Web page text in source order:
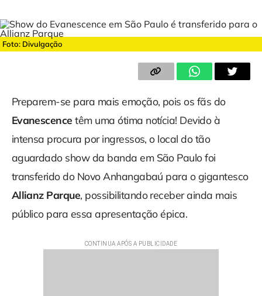
Foto: Divulgação
Preparem-se para mais emoção, pois os fãs do
Evanescence têm uma ótima notícia! Devido à
intensa procura por ingressos, o local do tão
aguardado show da banda em São Paulo foi
transferido do Novo Anhangabaú para o gigantesco
Allianz Parque, possibilitando receber ainda mais
público para essa apresentação épica.